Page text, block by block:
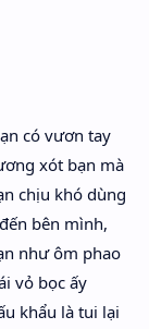
có vươn tay
xót bạn mà
chịu khó dùng
bên mình,
như ôm phao
vỏ bọc ấy
khẩu là tui lại